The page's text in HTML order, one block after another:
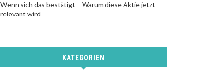
Wenn sich das bestätigt – Warum diese Aktie jetzt
relevant wird
KATEGORIEN